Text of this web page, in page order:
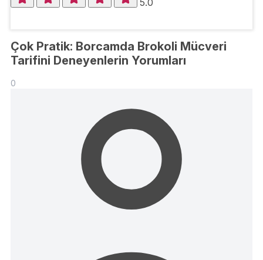
Çok Pratik: Borcamda Brokoli Mücveri
Tarifini Deneyenlerin Yorumları
0